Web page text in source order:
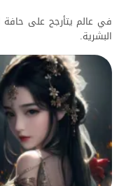
في عالم يتأرجح على حافة
البشرية.